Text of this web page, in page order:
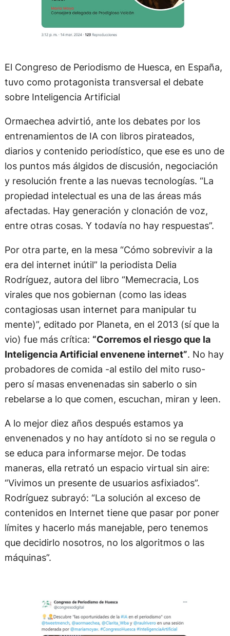
El Congreso de Periodismo de Huesca, en España,
tuvo como protagonista transversal el debate
sobre Inteligencia Artificial
Ormaechea advirtió, ante los debates por los
entrenamientos de IA con libros pirateados,
diarios y contenido periodístico, que ese es uno de
los puntos más álgidos de discusión, negociación
y resolución frente a las nuevas tecnologías. “La
propiedad intelectual es una de las áreas más
afectadas. Hay generación y clonación de voz,
entre otras cosas. Y todavía no hay respuestas”.
Por otra parte, en la mesa “Cómo sobrevivir a la
era del internet inútil” la periodista Delia
Rodríguez, autora del libro “Memecracia, Los
virales que nos gobiernan (como las ideas
contagiosas usan internet para manipular tu
mente)”, editado por Planeta, en el 2013 (sí que la
vio) fue más crítica: “Corremos el riesgo que la
Inteligencia Artificial envenene internet”. No hay
probadores de comida -al estilo del mito ruso-
pero sí masas envenenadas sin saberlo o sin
rebelarse a lo que comen, escuchan, miran y leen.
A lo mejor diez años después estamos ya
envenenados y no hay antídoto si no se regula o
se educa para informarse mejor. De todas
maneras, ella retrató un espacio virtual sin aire:
“Vivimos un presente de usuarios asfixiados”.
Rodríguez subrayó: “La solución al exceso de
contenidos en Internet tiene que pasar por poner
límites y hacerlo más manejable, pero tenemos
que decidirlo nosotros, no los algoritmos o las
máquinas”.